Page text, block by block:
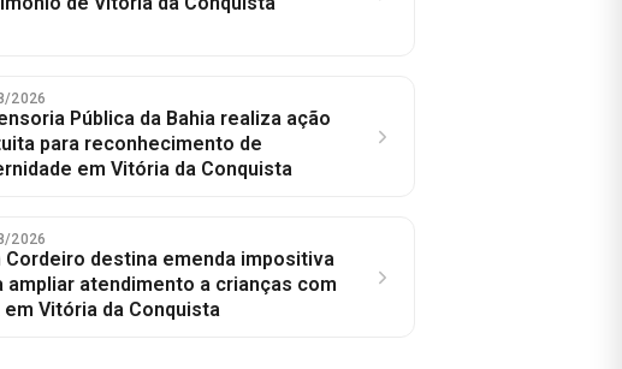
2026
Pública da Bahia realiza ação
para reconhecimento de
em Vitória da Conquista
2026
Cordeiro destina emenda impositiva
ampliar atendimento a crianças com
em Vitória da Conquista